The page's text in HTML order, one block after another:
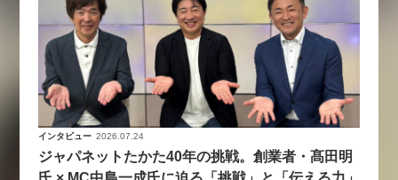
インタビュー 2026.07.24
ジャパネットたかた40年の挑戦。創業者・髙田明